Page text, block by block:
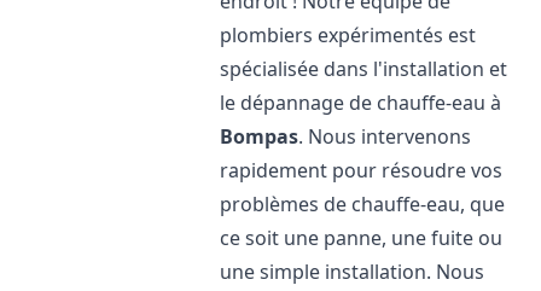
plombiers expérimentés est
spécialisée dans l'installation et
le dépannage de chauffe-eau à
Bompas. Nous intervenons
rapidement pour résoudre vos
problèmes de chauffe-eau, que
ce soit une panne, une fuite ou
une simple installation. Nous